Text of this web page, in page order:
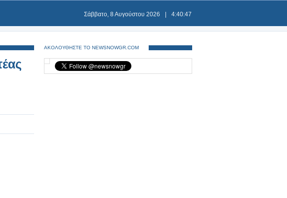
Σάββατο, 8 Αυγούστου 2026 4:40:48
ΑΚΟΛΟΥΘΗΣΤΕ ΤΟ NEWSNOWGR.COM